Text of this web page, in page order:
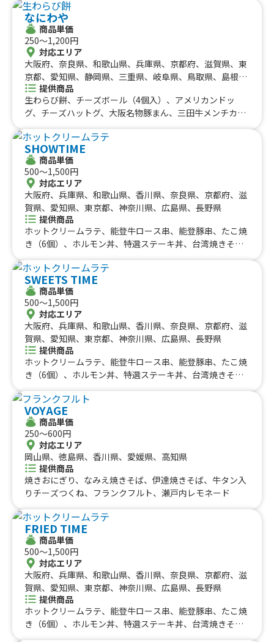
福岡県 佐賀県
沖縄のケータリングカー
沖縄県
#りんご飴・フルーツ飴
#アサイーボウル
宮崎県、鹿児島県
モネード、コーラ、コーヒー、カフェオレ、抹茶オレ、ビ
ール、酎ハイレモン、ノンアルコールビール、果肉入りか
き氷、かき氷、たこ焼き(７個入り)
なにわや
商品単価
250〜1,200円
対応エリア
大阪府、奈良県、和歌山県、兵庫県、京都府、滋賀県、東
京都、愛知県、静岡県、三重県、岐阜県、鳥取県、島根
県、岡山県、広島県、山口県、徳島県、香川県、愛媛県、
高知県
提供商品
生わらび餅、チーズボール（4個入）、アメリカンドッ
グ、チーズハットグ、大阪名物豚まん、三田牛メンチカ
ル（5個入）、フリフリポテト、三田牛メンチカツ、コロ
ッケ弁当、たい焼き、牛タン串、チュロス、生ビール、角
ハイボール、酎ハイ、ノーアルコール、三田牛メンチカ
ツ、コロッケセット、その他サイドメニュー、牛丼、ふわ
ふわ果実かき氷、ハワイアンバーガー、かき氷（ふわふわ
氷）、生ビール、ハイボール、酎ハイ、ソフトドリンク、
かき氷、三田牛（メンチカツ、コロッケ）チーズハット
グ、チーズボール、フランクフルト、フライドポテト、ダ
ージーパイ、かき氷、かしみん焼き（泉州岸和田名物）ダ
パイ、かき氷、チーズボール、チーズドック、ダージーパ
イ、三田牛メンチカツ、三田牛コロッケ、フランクフル
ト、チーズハットグ、チーズボール、ポテトチーズハット
グ、チーズハットグ、チーズボール、三田牛メンチカツ、
三田牛コロッケ、フランクフルト、牛串（牛タン、牛ハラ
ミ、牛カルビ）三田牛（メンチカツ、コロッケ）チーズハ
ットグ、チーズボール、フランクフルト、フライドポテ
ト、ダージーパイ、アルコール、牛串（牛タン、牛ハラ
ミ、牛カルビ）三田牛（メンチカツ、コロッケ）チーズハ
ットグ、チーズボール、フランクフルト、ポテト、ドリン
ク（アルコール）、三田牛メンチカツ、三田牛コロッケセ
ット、①トルティーヤ（タコス、ジャークチキン、プルコ
ギ、ドック）②ドリンク（アルコール、ソフトドリンク
等）、ボリューム弁当
SHOWTIME
商品単価
500〜1,500円
対応エリア
大阪府、兵庫県、和歌山県、香川県、奈良県、京都府、滋
賀県、愛知県、東京都、神奈川県、広島県、長野県
提供商品
ホットクリームラテ、能登牛ロース串、能登豚串、たこ焼
き（6個）、ホルモン丼、特選ステーキ丼、台湾焼きそ
ッペ各種、フィッシュ&チップス、カツサンド、角煮丼、
上海焼きそば、出汁うどん、牛すじカレー、クレープ各
種、りんご飴、果実のしずく飴、生ビール、ミルク練乳か
き氷、唐揚げ、ロングポテト、厚焼きたまごサンド、厚焼
きチーズたまごサンド、厚焼き明太たまごサンド、すき焼
きたまごサンド
SWEETS TIME
商品単価
500〜1,500円
対応エリア
大阪府、兵庫県、和歌山県、香川県、奈良県、京都府、滋
賀県、愛知県、東京都、神奈川県、広島県、長野県
提供商品
ホットクリームラテ、能登牛ロース串、能登豚串、たこ焼
き（6個）、ホルモン丼、特選ステーキ丼、台湾焼きそ
ッペ各種、フィッシュ&チップス、カツサンド、角煮丼、
上海焼きそば、出汁うどん、牛すじカレー、クレープ各
種、りんご飴、果実のしずく飴、生ビール、ミルク練乳か
き氷、唐揚げ、ロングポテト、厚焼きたまごサンド、厚焼
きチーズたまごサンド、厚焼き明太たまごサンド、すき焼
きたまごサンド
VOYAGE
商品単価
250〜600円
対応エリア
岡山県、徳島県、香川県、愛媛県、高知県
提供商品
焼きおにぎり、なみえ焼きそば、伊達焼きそば、牛タン入
りチーズつくね、フランクフルト、瀬戸内レモネード
FRIED TIME
商品単価
500〜1,500円
対応エリア
大阪府、兵庫県、和歌山県、香川県、奈良県、京都府、滋
賀県、愛知県、東京都、神奈川県、広島県、長野県
提供商品
ホットクリームラテ、能登牛ロース串、能登豚串、たこ焼
き（6個）、ホルモン丼、特選ステーキ丼、台湾焼きそ